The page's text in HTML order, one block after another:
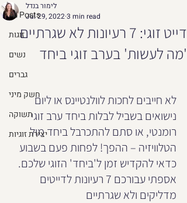
All Posts
זוגות
נשים
גברים
חשק מיני
תשוקה
יצירת זוגיות
דייט זוגי: 7 רעיונות לא שגרתיים
'מה לעשות' בערב זוגי ביחד
לימור בנדל
Jul 29, 20223 min read
לא חייבים לחכות לוולנטיינס או ליום
נישואים בשביל לבלות ביחד ערב זוגי
רומנטי, או סתם להתכרבל ביחד מול
הטלוויזיה – ההפך! לפחות פעם בשבוע
כדאי להקדיש זמן ל'ביחד' הזוגי שלכם.
אספתי עבורכם 7 רעיונות לדייטים
מדליקים ולא שגרתיים